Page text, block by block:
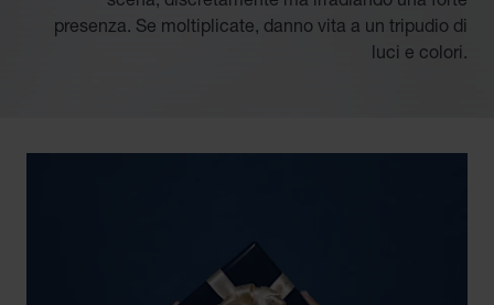
presenza. Se moltiplicate, danno vita a un tripudio di
luci e colori.